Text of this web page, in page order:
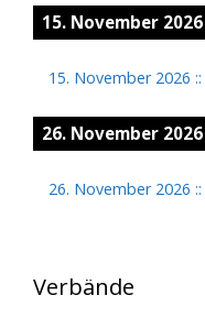
15. November 2026
15. November 2026 ::
26. November 2026
26. November 2026 ::
Verbände